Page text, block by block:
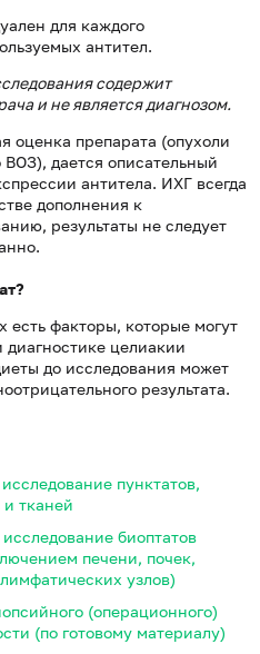
для каждого
антител.
содержит
и не является диагнозом.
оценка препарата (опухоли
дается описательный
антитела. ИХГ всегда
дополнения к
результаты не следует
есть факторы, которые могут
диагностике целиакии
до исследования может
результата.
пунктатов,
и тканей
исследование биоптатов
печени, почек,
узлов)
(операционного)
(по готовому материалу)